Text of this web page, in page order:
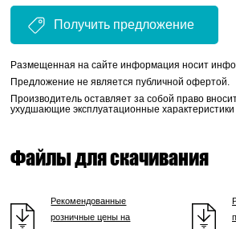
Получить предложение
Размещенная на сайте информация носит
Предложение не является публичной офертой.
Производитель оставляет за собой право
ухудшающие эксплуатационные характеристики
Файлы для скачивания
Рекомендованные
розничные цены на